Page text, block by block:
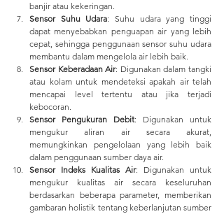
banjir atau kekeringan.
Sensor Suhu Udara: Suhu udara yang tinggi
dapat menyebabkan penguapan air yang lebih
cepat, sehingga penggunaan sensor suhu udara
membantu dalam mengelola air lebih baik.
Sensor Keberadaan Air: Digunakan dalam tangki
atau kolam untuk mendeteksi apakah air telah
mencapai level tertentu atau jika terjadi
kebocoran.
Sensor Pengukuran Debit: Digunakan untuk
mengukur aliran air secara akurat,
memungkinkan pengelolaan yang lebih baik
dalam penggunaan sumber daya air.
Sensor Indeks Kualitas Air: Digunakan untuk
mengukur kualitas air secara keseluruhan
berdasarkan beberapa parameter, memberikan
gambaran holistik tentang keberlanjutan sumber